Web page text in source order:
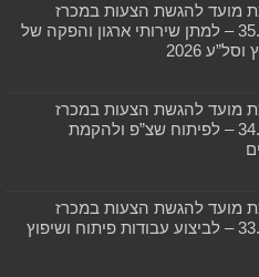
מועד להגשת הצעות במכרז
פומבי מס’ 35.2026 – למתן שירותי ארגון והפקה של
2026
מועד להגשת הצעות במכרז
פומבי מס’ 34.2026 – לפיתוח שצ”פ ולהקמת
מועד להגשת הצעות במכרז
פומבי מס’ 33.2026 – לביצוע עבודות פיתוח ושיפוץ